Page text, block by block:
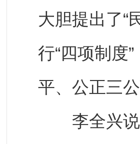
大胆提出了“
行“四项制度
平、公正三公
李全兴说